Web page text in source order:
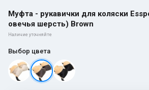
Муфта - рукавички для коляски
овечья шерсть) Brown
Наличие уточняйте
Выбор цвета